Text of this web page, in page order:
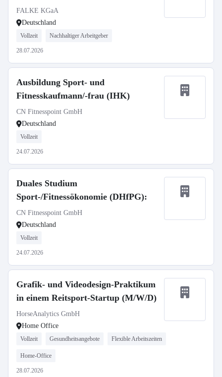
FALKE KGaA
Deutschland
Vollzeit Nachhaltiger Arbeitgeber
28.07.2026
Ausbildung Sport- und
Fitnesskaufmann/-frau (IHK)
CN Fitnesspoint GmbH
Deutschland
Vollzeit
24.07.2026
Duales Studium
Sport-/Fitnessökonomie (DHfPG):
CN Fitnesspoint GmbH
Deutschland
Vollzeit
24.07.2026
Grafik- und Videodesign-Praktikum
in einem Reitsport-Startup (M/W/D)
HorseAnalytics GmbH
Home Office
Vollzeit Gesundheitsangebote Flexible Arbeitszeiten
Home-Office
28.07.2026